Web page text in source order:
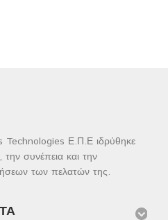
Ε.Π.Ε ιδρύθηκε
συνέπεια και την
των πελατών της.